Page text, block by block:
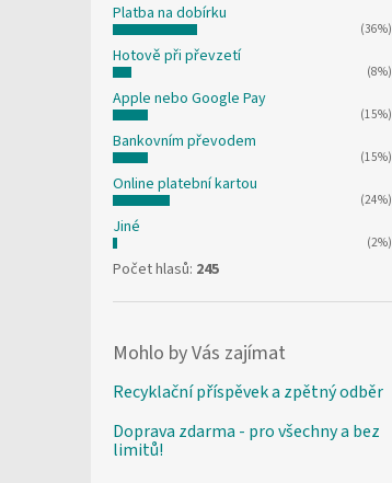
Platba na dobírku
(36%)
Hotově při převzetí
(8%)
Apple nebo Google Pay
(15%)
Bankovním převodem
(15%)
Online platební kartou
(24%)
Jiné
(2%)
Počet hlasů: 245
Mohlo by Vás zajímat
Recyklační příspěvek a zpětný odběr
Doprava zdarma - pro všechny a bez
limitů!